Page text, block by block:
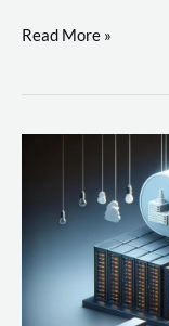
Utilizando
Soluções
AWS
Read More »